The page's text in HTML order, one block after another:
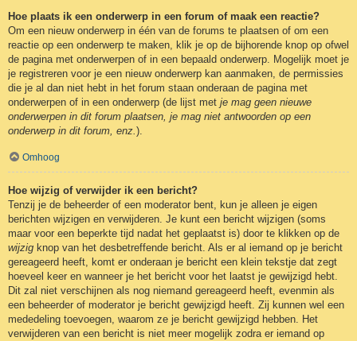
Hoe plaats ik een onderwerp in een forum of maak een reactie?
Om een nieuw onderwerp in één van de forums te plaatsen of om een
reactie op een onderwerp te maken, klik je op de bijhorende knop op ofwel
de pagina met onderwerpen of in een bepaald onderwerp. Mogelijk moet je
je registreren voor je een nieuw onderwerp kan aanmaken, de permissies
die je al dan niet hebt in het forum staan onderaan de pagina met
onderwerpen of in een onderwerp (de lijst met je mag geen nieuwe
onderwerpen in dit forum plaatsen, je mag niet antwoorden op een
onderwerp in dit forum, enz. ).
Omhoog
Hoe wijzig of verwijder ik een bericht?
Tenzij je de beheerder of een moderator bent, kun je alleen je eigen
berichten wijzigen en verwijderen. Je kunt een bericht wijzigen (soms
maar voor een beperkte tijd nadat het geplaatst is) door te klikken op de
wijzig knop van het desbetreffende bericht. Als er al iemand op je bericht
gereageerd heeft, komt er onderaan je bericht een klein tekstje dat zegt
hoeveel keer en wanneer je het bericht voor het laatst je gewijzigd hebt.
Dit zal niet verschijnen als nog niemand gereageerd heeft, evenmin als
een beheerder of moderator je bericht gewijzigd heeft. Zij kunnen wel een
mededeling toevoegen, waarom ze je bericht gewijzigd hebben. Het
verwijderen van een bericht is niet meer mogelijk zodra er iemand op